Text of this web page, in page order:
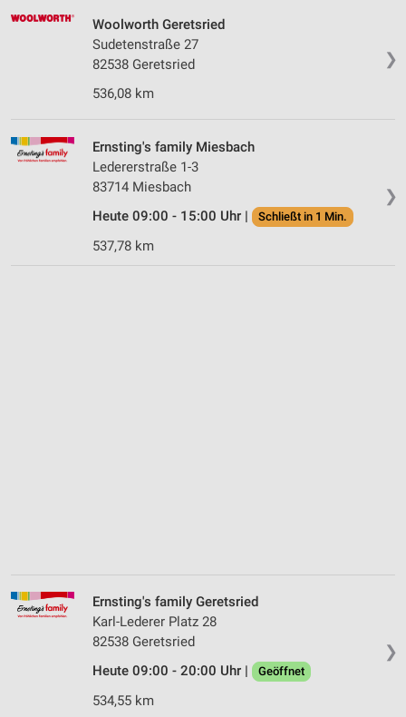
❯
Woolworth Geretsried
Sudetenstraße 27
82538 Geretsried
536,08 km
❯
Ernsting's family Miesbach
Ledererstraße 1-3
83714 Miesbach
Heute 09:00 - 15:00 Uhr |
Schließt in 1 Min.
537,78 km
❯
Ernsting's family Geretsried
Karl-Lederer Platz 28
82538 Geretsried
Heute 09:00 - 20:00 Uhr |
Geöffnet
534,55 km